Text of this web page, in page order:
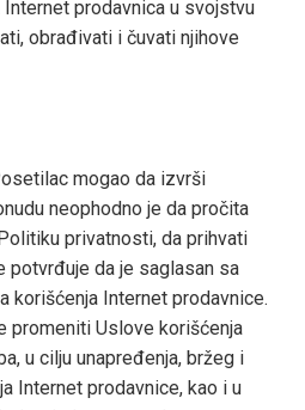
prodavnica u svojstvu
obrađivati i čuvati njihove
mogao da izvrši
neophodno je da pročita
privatnosti, da prihvati
potvrđuje da je saglasan sa
korišćenja Internet prodavnice.
promeniti Uslove korišćenja
u cilju unapređenja, bržeg i
Internet prodavnice, kao i u